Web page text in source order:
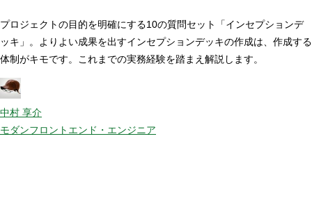
プロジェクトの目的を明確にする10の質問セット「インセプションデ
ッキ」。よりよい成果を出すインセプションデッキの作成は、作成する
体制がキモです。これまでの実務経験を踏まえ解説します。
中村 享介
モダンフロントエンド・エンジニア